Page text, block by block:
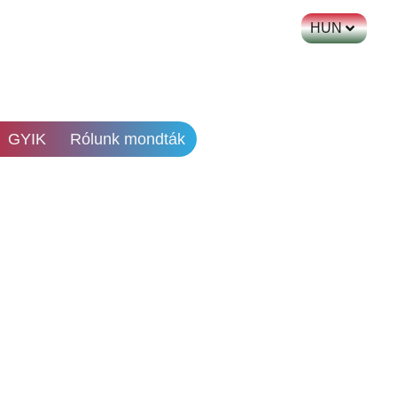
GYIK Rólunk mondták
HUN